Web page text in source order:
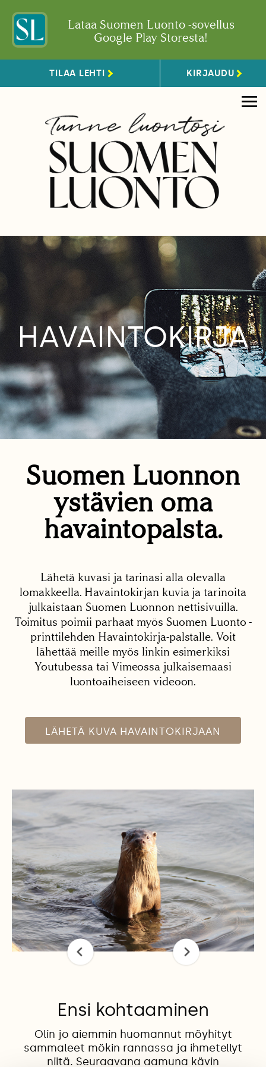
Lataa Suomen Luonto -sovellus
Google Play Storesta!
TILAA LEHTI KIRJAUDU
HAVAINTOKIRJA
Suomen Luonnon
ystävien oma
havaintopalsta.
Lähetä kuvasi ja tarinasi alla olevalla
lomakkeella. Havaintokirjan kuvia ja tarinoita
julkaistaan Suomen Luonnon nettisivuilla.
Toimitus poimii parhaat myös Suomen Luonto -
printtilehden Havaintokirja-palstalle. Voit
lähettää meille myös linkin esimerkiksi
Youtubessa tai Vimeossa julkaisemaasi
luontoaiheiseen videoon.
LÄHETÄ KUVA HAVAINTOKIRJAAN
Ensi kohtaaminen
Olin jo aiemmin huomannut möyhityt
sammaleet mökin rannassa ja ihmetellyt
niitä. Seuraavana aamuna kävin